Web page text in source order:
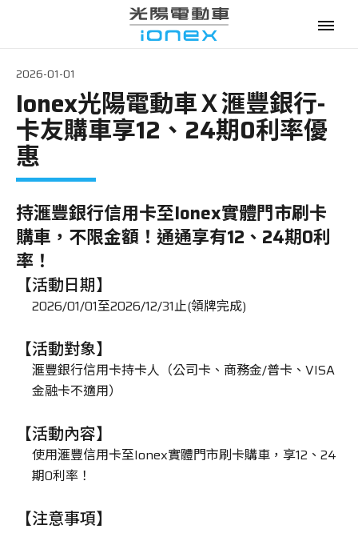
電動機車
購車優惠
政府補助
專賣門市
2026-01-01
Ionex光陽電動車Ｘ滙豐銀行-
卡友購車享12、24期0利率優
惠
持滙豐銀行信用卡至Ionex實體門市刷卡
購車，不限金額！通通享有12、24期0利
率！
【活動日期】
2026/01/01至2026/12/31止(領牌完成)
【活動對象】
滙豐銀行信用卡持卡人（公司卡、商務金/普卡、VISA
金融卡不適用）
【活動內容】
使用滙豐信用卡至Ionex實體門市刷卡購車，享12、24
期0利率！
【注意事項】